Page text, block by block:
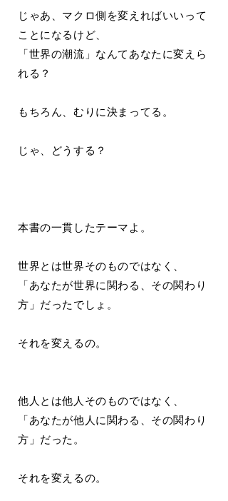
じゃあ、マクロ側を変えればいいって
ことになるけど、
「世界の潮流」なんてあなたに変えら
れる？
もちろん、むりに決まってる。
じゃ、どうする？
本書の一貫したテーマよ。
世界とは世界そのものではなく、
「あなたが世界に関わる、その関わり
方」だったでしょ。
それを変えるの。
他人とは他人そのものではなく、
「あなたが他人に関わる、その関わり
方」だった。
それを変えるの。